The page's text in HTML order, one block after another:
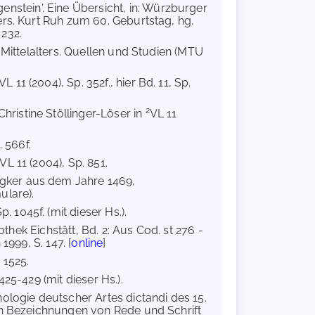
Eine Übersicht, in: Würzburger
Kurt Ruh zum 60. Geburtstag, hg.
Quellen und Studien (MTU
11 (2004), Sp. 352f., hier Bd. 11, Sp.
Stöllinger-Löser in 2VL 11
566f.
VL 11 (2004), Sp. 851.
aus dem Jahre 1469,
1045f. (mit dieser Hs.).
Eichstätt, Bd. 2: Aus Cod. st 276 -
S. 147. [online]
429 (mit dieser Hs.).
deutscher Artes dictandi des 15.
von Rede und Schrift